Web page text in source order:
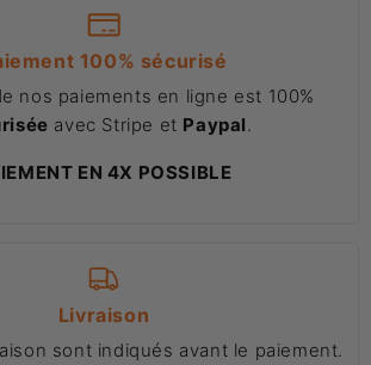
100% sécurisé
nos paiements en ligne est 100%
avec Stripe et Paypal
EN 4X POSSIBLE
Livraison
sont indiqués avant le paiement.